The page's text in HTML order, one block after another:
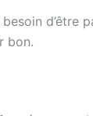
besoin
bon.